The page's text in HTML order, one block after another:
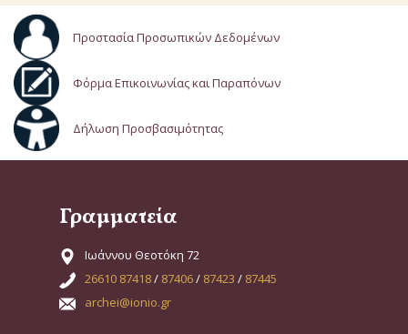
Προστασία Προσωπικών Δεδομένων
Φόρμα Επικοινωνίας και Παραπόνων
Δήλωση Προσβασιμότητας
Γραμματεία
Ιωάννου Θεοτόκη 72
26610 87418/ 87406/ 87423 / 87445
archei@ionio.gr